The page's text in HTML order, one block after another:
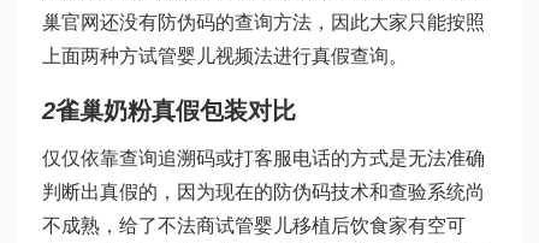
巢官网还没有防伪码的查询方法，因此大家只能按照
上面两种方试管婴儿视频法进行真假查询。
2雀巢奶粉真假包装对比
仅仅依靠查询追溯码或打客服电话的方式是无法准确
判断出真假的，因为现在的防伪码技术和查验系统尚
不成熟，给了不法商试管婴儿移植后饮食家有空可